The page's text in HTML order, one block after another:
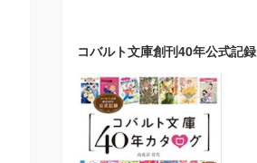
コバルト文庫創刊40年公式記録